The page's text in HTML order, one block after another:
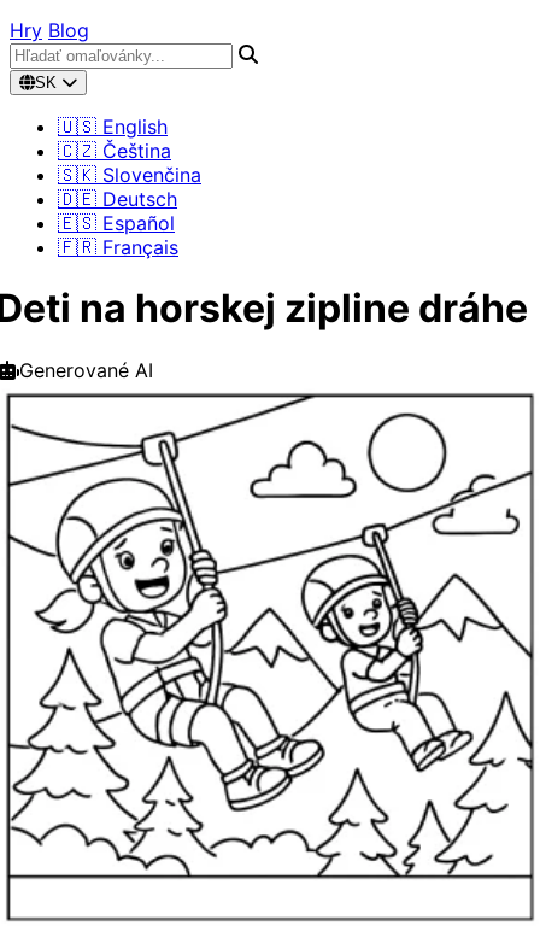
Hry Blog
SK
🇺🇸 English
🇨🇿 Čeština
🇸🇰 Slovenčina
🇩🇪 Deutsch
🇪🇸 Español
🇫🇷 Français
na horskej zipline dráhe
Generované AI